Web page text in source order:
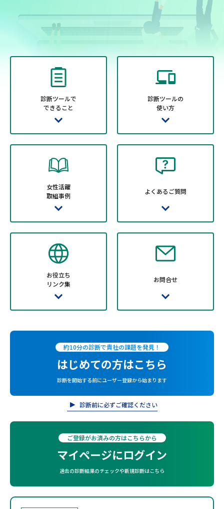
診断ツールで
できること
診断ツールの
使い方
女性活躍
取組事例
よくあるご質問
お役立ち
リンク集
お問合せ
約10分の診断で貴社の課題を発見！
はじめての方はこちら
診断を開始する前にユーザー登録から始まります
診断前に必ずご確認ください
ご登録がお済みの方はこちらから
マイページにログイン
過去の診断結果のチェックや新規診断はこちら